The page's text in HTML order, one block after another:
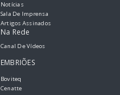
Notícias
Sala De Imprensa
Artigos Assinados
Na Rede
Canal De Vídeos
EMBRIÕES
Boviteq
Cenatte